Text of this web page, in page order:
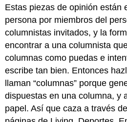
Estas piezas de opinión están
persona por miembros del
columnistas invitados, y la
encontrar a una columnista
columnas como puedas e
escribe tan bien. Entonces
llaman “columnas” porque
dispuestas en una columna, y
papel. Así que caza a través